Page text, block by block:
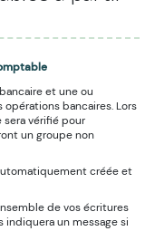
et une ou
bancaires. Lors
vérifié pour
un groupe non
créée et
de vos écritures
un message si